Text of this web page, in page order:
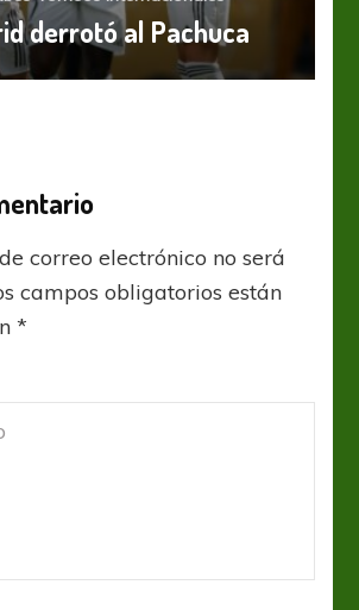
derrotó al Pachuca
correo electrónico no será
campos obligatorios están
*